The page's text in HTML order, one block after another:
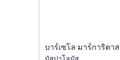
บาร์
เซโล
บาร์เซโล มาร์การิตาส